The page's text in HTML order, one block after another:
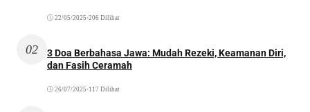
22/05/2025 •206 Dilihat
02
3 Doa Berbahasa Jawa: Mudah Rezeki, Keamanan Diri,
dan Fasih Ceramah
26/07/2025 •117 Dilihat